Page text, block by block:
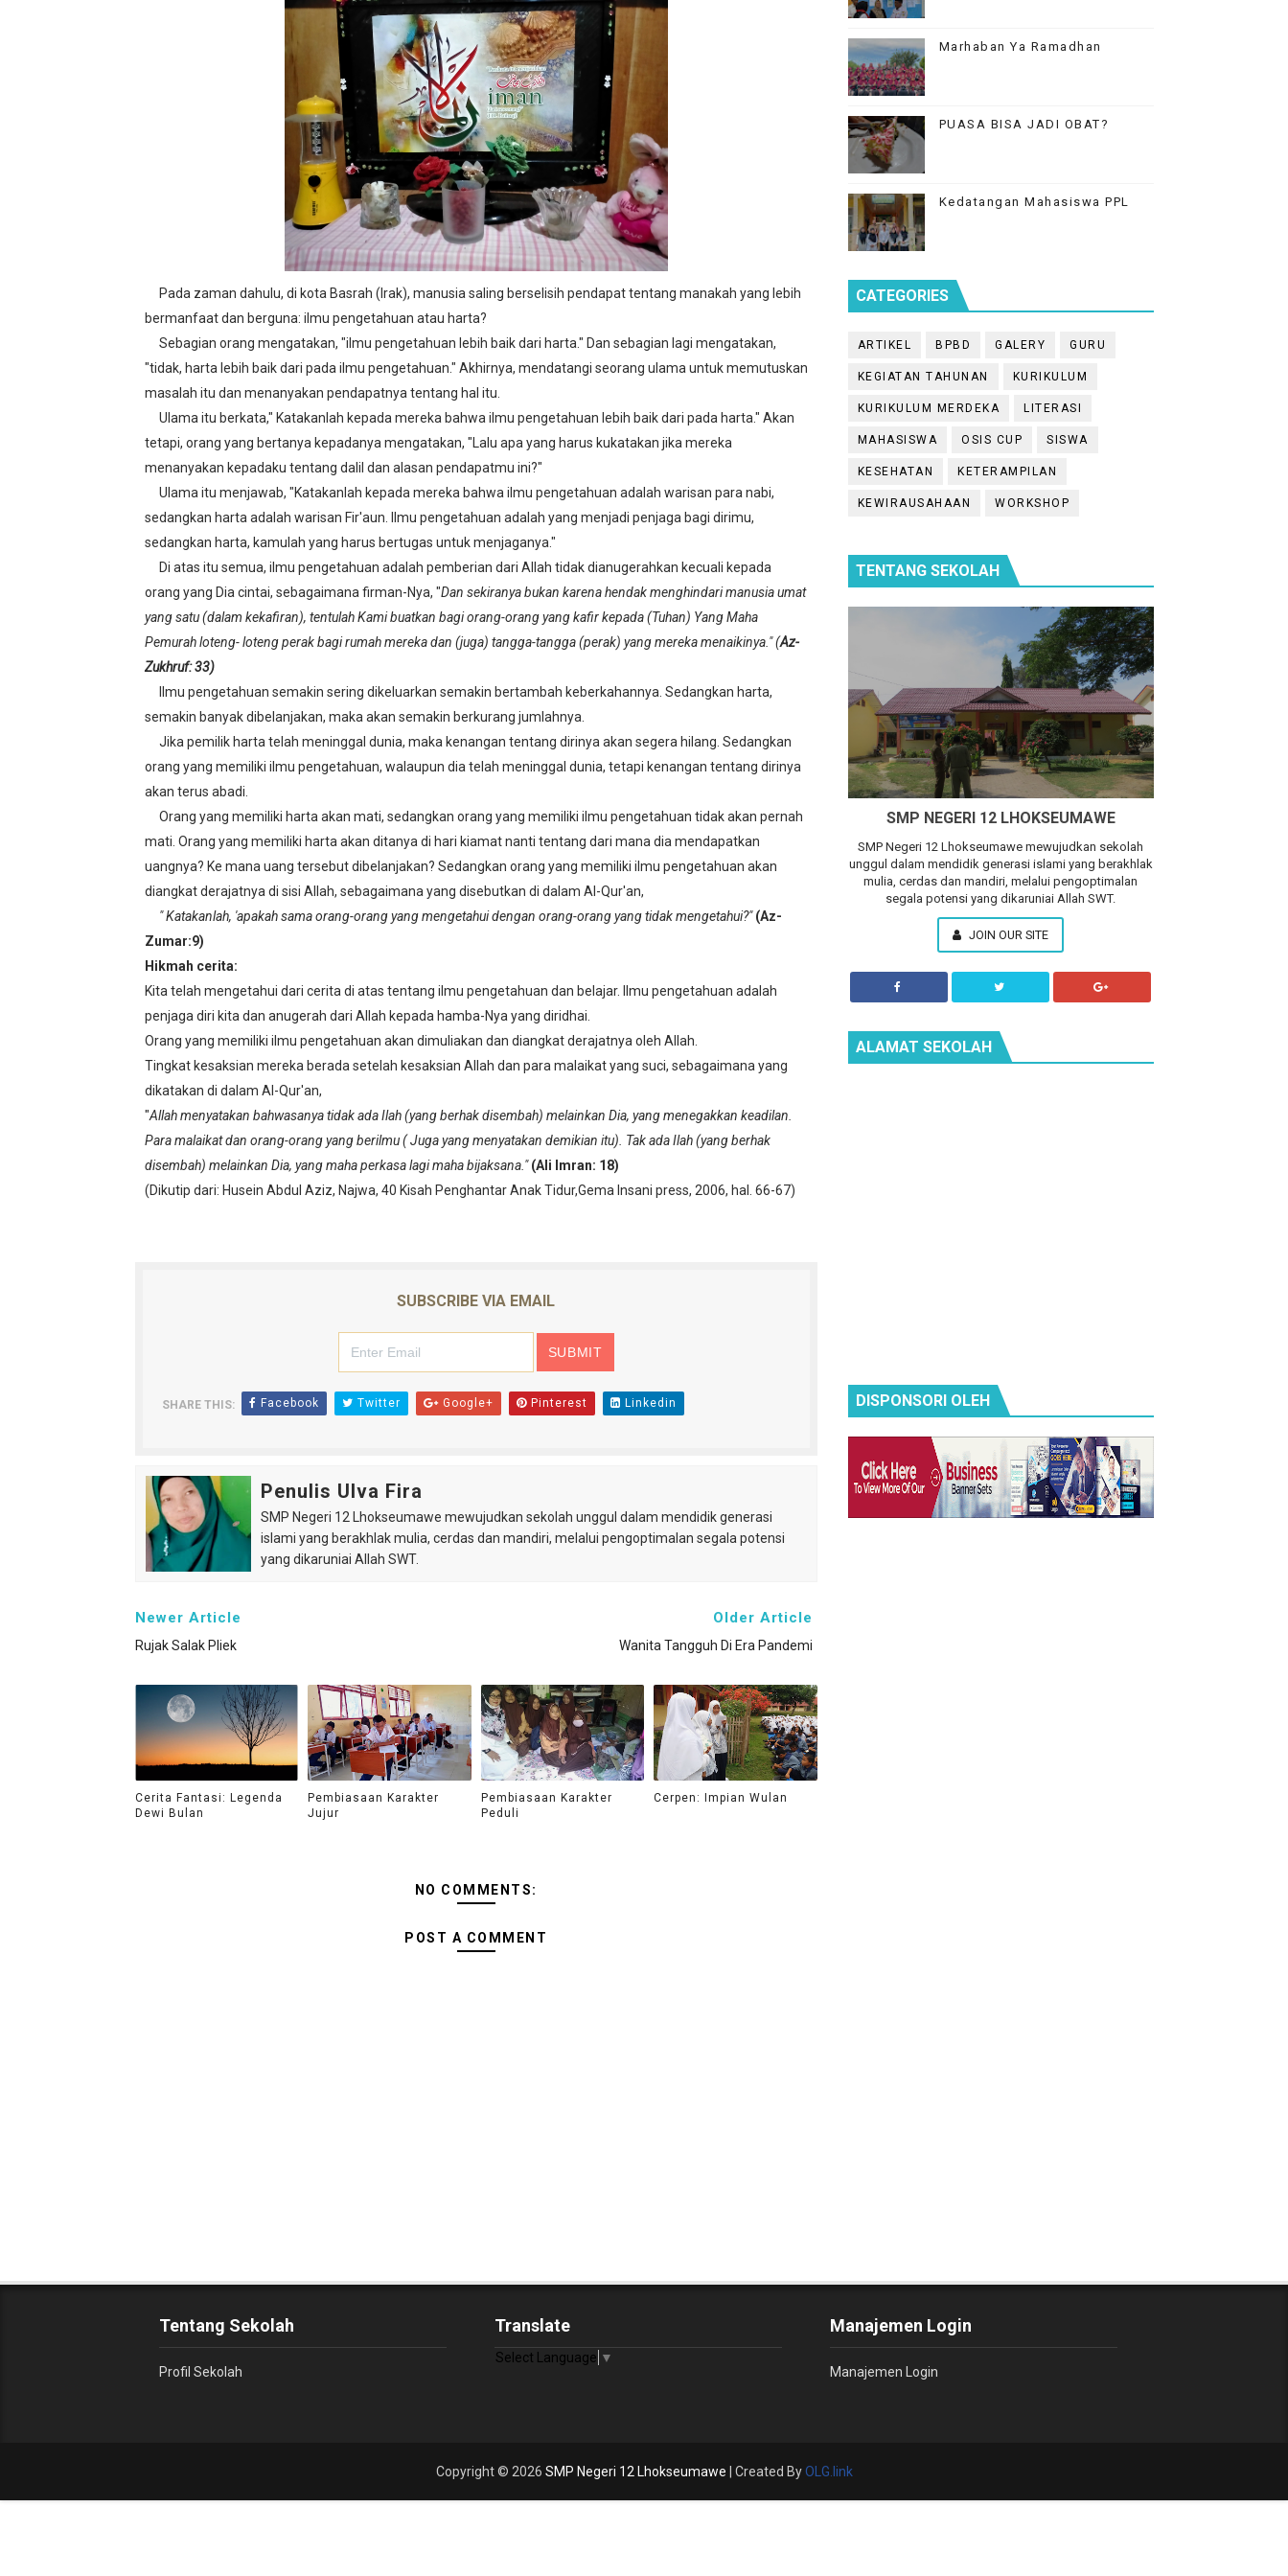
Geliat Literasi di SMPN 12 Lhokseumawe
Vaksin Polio di SMPN 12 Lhokseumawe
Lomba Tingkat Pramuka Penggalang
BPBD di SMPN 12 Lhokseumawe
Kapolsek Banda Sakti di SMPN 12 Lhokseumawe
Karya Wisata ke Suzuya
Sosialisasi dan Kolaborasi
Kegiatan Projek Penguatan Profil Pelajar Pancasila di SMPN 12 Lhokseumawe (2)
Supervisi Tingkatkan Aksi
Briefing in Monday Morning
Berenang Dalam Aquarium
Diseminasi Disiplin Positif
Asam Potong Obat Batuk
Tips Berani Memulai Menulis
SMP Negeri 12 Lhokseumawe Melaju ke OSN tingkat Provinsi di Cabang Lomba Matematika
Pada zaman dahulu, di kota Basrah (Irak), manusia saling berselisih pendapat tentang manakah yang lebih
bermanfaat dan berguna: ilmu pengetahuan atau harta?
Sebagian orang mengatakan, "ilmu pengetahuan lebih baik dari harta." Dan sebagian lagi mengatakan,
"tidak, harta lebih baik dari pada ilmu pengetahuan." Akhirnya, mendatangi seorang ulama untuk memutuskan
masalah itu dan menanyakan pendapatnya tentang hal itu.
Ulama itu berkata," Katakanlah kepada mereka bahwa ilmu pengetahuan lebih baik dari pada harta." Akan
tetapi, orang yang bertanya kepadanya mengatakan, "Lalu apa yang harus kukatakan jika mereka
menanyakan kepadaku tentang dalil dan alasan pendapatmu ini?"
Ulama itu menjawab, "Katakanlah kepada mereka bahwa ilmu pengetahuan adalah warisan para nabi,
sedangkan harta adalah warisan Fir'aun. Ilmu pengetahuan adalah yang menjadi penjaga bagi dirimu,
sedangkan harta, kamulah yang harus bertugas untuk menjaganya."
Di atas itu semua, ilmu pengetahuan adalah pemberian dari Allah tidak dianugerahkan kecuali kepada
orang yang Dia cintai, sebagaimana firman-Nya, "Dan sekiranya bukan karena hendak menghindari manusia umat
yang satu (dalam kekafiran), tentulah Kami buatkan bagi orang-orang yang kafir kepada (Tuhan) Yang Maha
Pemurah loteng- loteng perak bagi rumah mereka dan (juga) tangga-tangga (perak) yang mereka menaikinya." (Az-
Zukhruf: 33)
Ilmu pengetahuan semakin sering dikeluarkan semakin bertambah keberkahannya. Sedangkan harta,
semakin banyak dibelanjakan, maka akan semakin berkurang jumlahnya.
Jika pemilik harta telah meninggal dunia, maka kenangan tentang dirinya akan segera hilang. Sedangkan
orang yang memiliki ilmu pengetahuan, walaupun dia telah meninggal dunia, tetapi kenangan tentang dirinya
akan terus abadi.
Orang yang memiliki harta akan mati, sedangkan orang yang memiliki ilmu pengetahuan tidak akan pernah
mati. Orang yang memiliki harta akan ditanya di hari kiamat nanti tentang dari mana dia mendapatkan
uangnya? Ke mana uang tersebut dibelanjakan? Sedangkan orang yang memiliki ilmu pengetahuan akan
diangkat derajatnya di sisi Allah, sebagaimana yang disebutkan di dalam Al-Qur'an,
" Katakanlah, 'apakah sama orang-orang yang mengetahui dengan orang-orang yang tidak mengetahui?"(Az-
Zumar:9)
Hikmah cerita:
Kita telah mengetahui dari cerita di atas tentang ilmu pengetahuan dan belajar. Ilmu pengetahuan adalah
penjaga diri kita dan anugerah dari Allah kepada hamba-Nya yang diridhai.
Orang yang memiliki ilmu pengetahuan akan dimuliakan dan diangkat derajatnya oleh Allah.
Tingkat kesaksian mereka berada setelah kesaksian Allah dan para malaikat yang suci, sebagaimana yang
dikatakan di dalam Al-Qur'an,
"Allah menyatakan bahwasanya tidak ada Ilah (yang berhak disembah) melainkan Dia, yang menegakkan keadilan.
Para malaikat dan orang-orang yang berilmu ( Juga yang menyatakan demikian itu). Tak ada Ilah (yang berhak
disembah) melainkan Dia, yang maha perkasa lagi maha bijaksana."(Ali Imran: 18)
(Dikutip dari: Husein Abdul Aziz, Najwa, 40 Kisah Penghantar Anak Tidur,Gema Insani press, 2006, hal. 66-67)
SUBSCRIBE VIA EMAIL
SHARE THIS: Facebook Twitter Google+ Pinterest Linkedin
Penulis Ulva Fira
SMP Negeri 12 Lhokseumawe mewujudkan sekolah unggul dalam mendidik generasi
islami yang berakhlak mulia, cerdas dan mandiri, melalui pengoptimalan segala potensi
yang dikaruniai Allah SWT.
Newer Article
Rujak Salak Pliek
Older Article
Wanita Tangguh Di Era Pandemi
Cerita Fantasi: Legenda
Dewi Bulan
Pembiasaan Karakter
Jujur
Pembiasaan Karakter
Peduli
Cerpen: Impian Wulan
NO COMMENTS:
POST A COMMENT
Marhaban Ya Ramadhan
PUASA BISA JADI OBAT?
Kedatangan Mahasiswa PPL
CATEGORIES
ARTIKEL BPBD GALERY GURU
KEGIATAN TAHUNAN KURIKULUM
KURIKULUM MERDEKA LITERASI
MAHASISWA OSIS CUP SISWA
KESEHATAN KETERAMPILAN
KEWIRAUSAHAAN WORKSHOP
TENTANG SEKOLAH
SMP NEGERI 12 LHOKSEUMAWE
SMP Negeri 12 Lhokseumawe mewujudkan sekolah
unggul dalam mendidik generasi islami yang berakhlak
mulia, cerdas dan mandiri, melalui pengoptimalan
segala potensi yang dikaruniai Allah SWT.
JOIN OUR SITE
ALAMAT SEKOLAH
DISPONSORI OLEH
Tentang Sekolah
Profil Sekolah
Translate
Select Language ▼
Manajemen Login
Manajemen Login
Copyright © 2026 SMP Negeri 12 Lhokseumawe | Created ByOLG.link